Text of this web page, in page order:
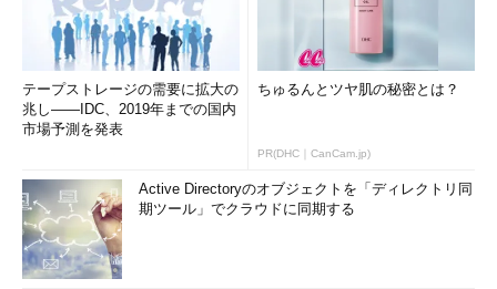
テープストレージの需要に拡大の
兆し――IDC、2019年までの国内
市場予測を発表
ちゅるんとツヤ肌の秘密とは？
PR(DHC｜CanCam.jp)
Active Directoryのオブジェクトを「ディレクトリ同
期ツール」でクラウドに同期する